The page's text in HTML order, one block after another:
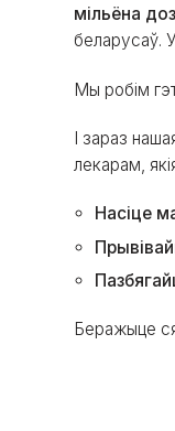
мільёна
беларусаў.
Мы робім
І зараз
лекарам,
Насіце
Беражыце